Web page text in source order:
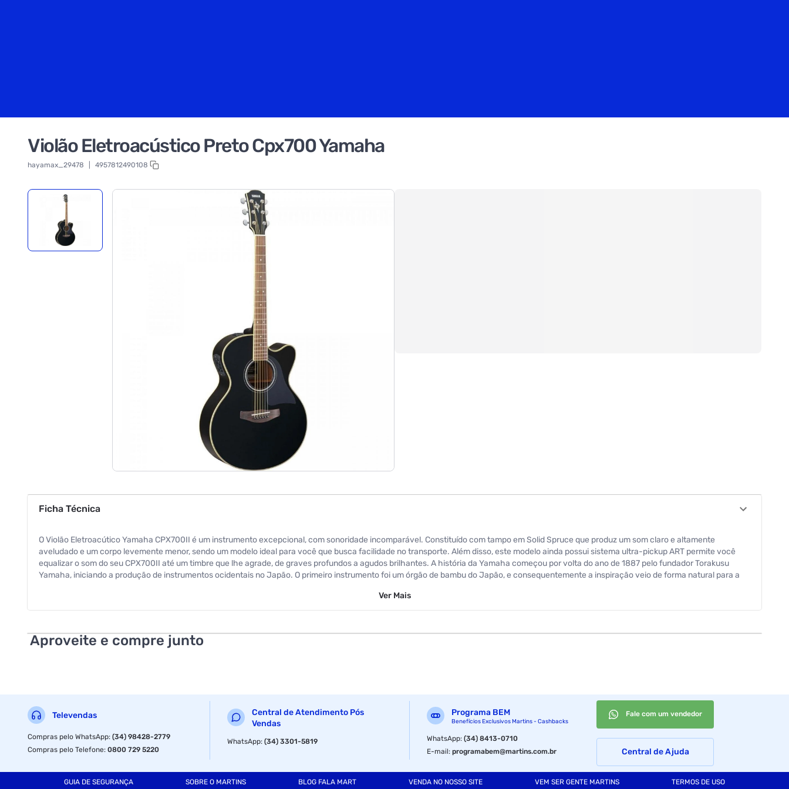
Violão Eletroacústico Preto Cpx700 Yamaha
hayamax_29478 4957812490108
Ficha Técnica
O Violão Eletroacútico Yamaha CPX700II é um instrumento excepcional, com sonoridade incomparável. Constituído com tampo em Solid Spruce que produz um som claro e altamente
aveludado e um corpo levemente menor, sendo um modelo ideal para você que busca facilidade no transporte. Além disso, este modelo ainda possui sistema ultra-pickup ART permite você
equalizar o som do seu CPX700II até um timbre que lhe agrade, de graves profundos a agudos brilhantes. A história da Yamaha começou por volta do ano de 1887 pelo fundador Torakusu
Yamaha, iniciando a produção de instrumentos ocidentais no Japão. O primeiro instrumento foi um órgão de bambu do Japão, e consequentemente a inspiração veio de forma natural para a
Diecast Cromadas Tipo: Eletroacústico Cordas: Aço Cor: Preto Tampo: Solid Spruce Faixa e Fundo: Nato Braço: Nato Escala: Rosewood Outros
Eletroacústico
Ver Mais
Aproveite e compre junto
Televendas
Compras pelo WhatsApp:(34) 98428-2779
Compras pelo Telefone:0800 729 5220
Central de Atendimento Pós
Vendas
WhatsApp:(34) 3301-5819
Programa BEM
Benefícios Exclusivos Martins - Cashbacks
WhatsApp:(34) 8413-0710
E-mail:programabem@martins.com.br
Fale com um vendedor
Central de Ajuda
GUIA DE SEGURANÇA SOBRE O MARTINS BLOG FALA MART VENDA NO NOSSO SITE VEM SER GENTE MARTINS TERMOS DE USO